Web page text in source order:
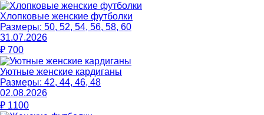
Хлопковые женские футболки
Размеры: 50, 52, 54, 56, 58, 60
31.07.2026
₽ 700
Уютные женские кардиганы
Размеры: 42, 44, 46, 48
02.08.2026
₽ 1100